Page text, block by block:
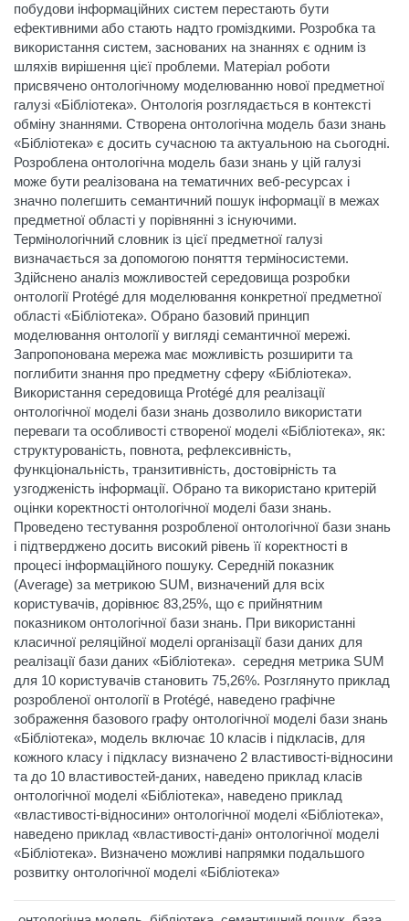
побудови інформаційних систем перестають бути
ефективними або стають надто громіздкими. Розробка та
використання систем, заснованих на знаннях є одним із
шляхів вирішення цієї проблеми. Матеріал роботи
присвячено онтологічному моделюванню нової предметної
галузі «Бібліотека». Онтологія розглядається в контексті
обміну знаннями. Створена онтологічна модель бази знань
«Бібліотека» є досить сучасною та актуальною на сьогодні.
Розроблена онтологічна модель бази знань у цій галузі
може бути реалізована на тематичних веб-ресурсах і
значно полегшить семантичний пошук інформації в межах
предметної області у порівнянні з існуючими.
Термінологічний словник із цієї предметної галузі
визначається за допомогою поняття терміносистеми.
Здійснено аналіз можливостей середовища розробки
онтології Protégé для моделювання конкретної предметної
області «Бібліотека». Обрано базовий принцип
моделювання онтології у вигляді семантичної мережі.
Запропонована мережа має можливість розширити та
поглибити знання про предметну сферу «Бібліотека».
Використання середовища Protégé для реалізації
онтологічної моделі бази знань дозволило використати
переваги та особливості створеної моделі «Бібліотека», як:
структурованість, повнота, рефлексивність,
функціональність, транзитивність, достовірність та
узгодженість інформації. Обрано та використано критерій
оцінки коректності онтологічної моделі бази знань.
Проведено тестування розробленої онтологічної бази знань
і підтверджено досить високий рівень її коректності в
процесі інформаційного пошуку. Середній показник
(Average) за метрикою SUM, визначений для всіх
користувачів, дорівнює 83,25%, що є прийнятним
показником онтологічної бази знань. При використанні
класичної реляційної моделі організації бази даних для
реалізації бази даних «Бібліотека». середня метрика SUM
для 10 користувачів становить 75,26%. Розглянуто приклад
розробленої онтології в Protégé, наведено графічне
зображення базового графу онтологічної моделі бази знань
«Бібліотека», модель включає 10 класів і підкласів, для
кожного класу і підкласу визначено 2 властивості-відносини
та до 10 властивостей-даних, наведено приклад класів
онтологічної моделі «Бібліотека», наведено приклад
«властивості-відносини» онтологічної моделі «Бібліотека»,
наведено приклад «властивості-дані» онтологічної моделі
«Бібліотека». Визначено можливі напрямки подальшого
розвитку онтологічної моделі «Бібліотека»